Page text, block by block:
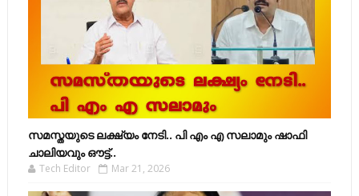
സമസ്തയുടെ ലക്ഷ്യം നേടി.. പി എം എ സലാമും ഷാഫി
ചാലിയവും ഔട്ട്..
Tech Editor Mar 21, 2026